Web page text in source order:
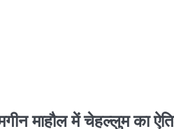
माहौल में चेहल्लुम का